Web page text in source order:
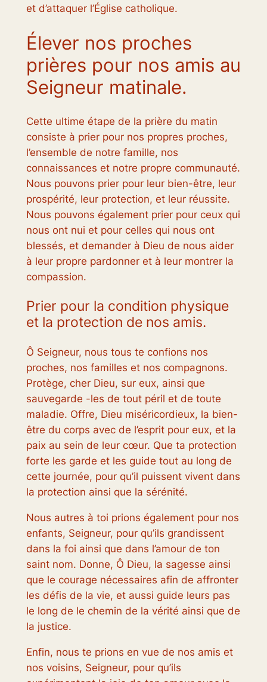
et d’attaquer l’Église catholique.
Élever nos proches
prières pour nos amis au
Seigneur matinale.
Cette ultime étape de la prière du matin
consiste à prier pour nos propres proches,
l’ensemble de notre famille, nos
connaissances et notre propre communauté.
Nous pouvons prier pour leur bien-être, leur
prospérité, leur protection, et leur réussite.
Nous pouvons également prier pour ceux qui
nous ont nui et pour celles qui nous ont
blessés, et demander à Dieu de nous aider
à leur propre pardonner et à leur montrer la
compassion.
Prier pour la condition physique
et la protection de nos amis.
Ô Seigneur, nous tous te confions nos
proches, nos familles et nos compagnons.
Protège, cher Dieu, sur eux, ainsi que
sauvegarde -les de tout péril et de toute
maladie. Offre, Dieu miséricordieux, la bien-
être du corps avec de l’esprit pour eux, et la
paix au sein de leur cœur. Que ta protection
forte les garde et les guide tout au long de
cette journée, pour qu’il puissent vivent dans
la protection ainsi que la sérénité.
Nous autres à toi prions également pour nos
enfants, Seigneur, pour qu’ils grandissent
dans la foi ainsi que dans l’amour de ton
saint nom. Donne, Ô Dieu, la sagesse ainsi
que le courage nécessaires afin de affronter
les défis de la vie, et aussi guide leurs pas
le long de le chemin de la vérité ainsi que de
la justice.
Enfin, nous te prions en vue de nos amis et
nos voisins, Seigneur, pour qu’ils